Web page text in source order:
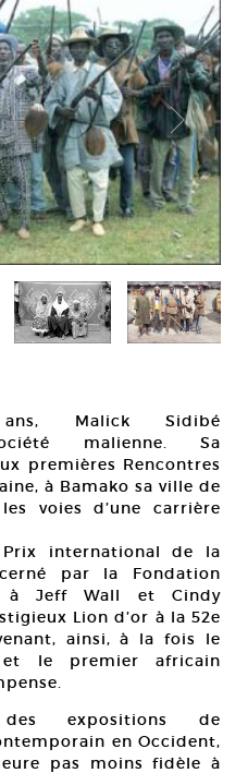
Malick Sidibé
malienne. Sa
premières Rencontres
à Bamako sa ville de
voies d’une carrière
international de la
par la Fondation
à Jeff Wall et Cindy
Lion d’or à la 52e
ainsi, à la fois le
et le premier africain
des expositions de
en Occident,
pas moins fidèle à